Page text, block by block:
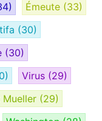
Émeute (33)
(30)
(30)
Virus (29)
Mueller (29)